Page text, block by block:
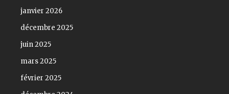
janvier 2026
décembre 2025
juin 2025
mars 2025
février 2025